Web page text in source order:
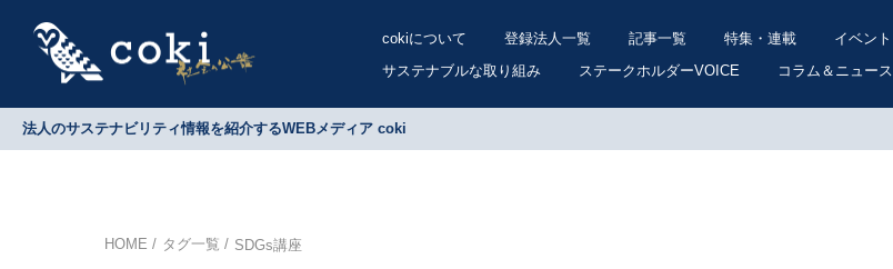
cokiについて 登録法人一覧 記事一覧 特集・連載
イベント
サステナブルな取り組み
ステークホルダーVOICE コラム＆ニュース
法人のサステナビリティ情報を紹介するWEBメディア coki
HOME タグ一覧 SDGs講座